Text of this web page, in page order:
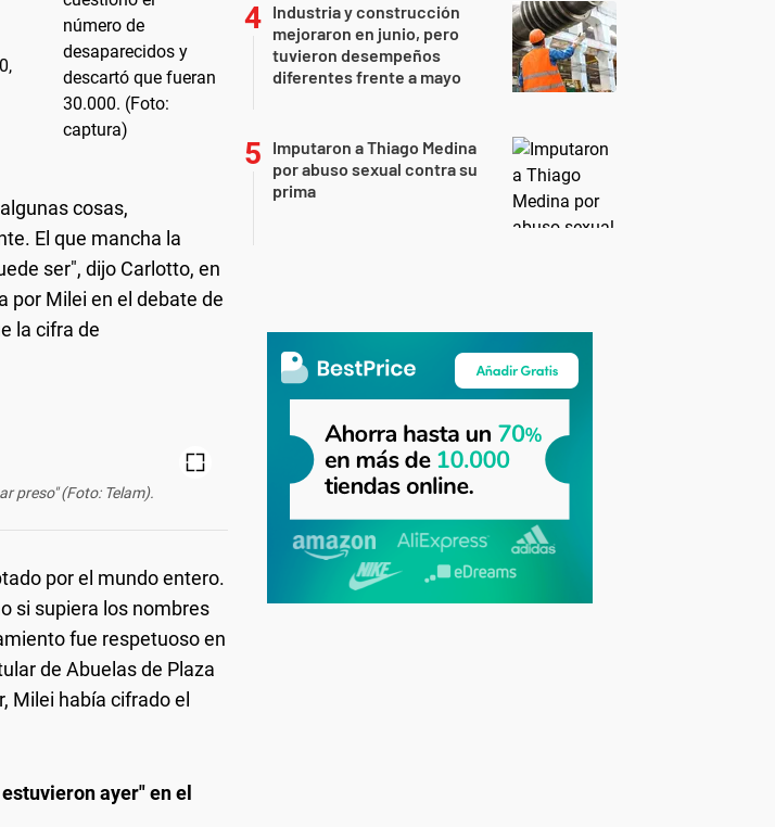
cosas,
El que mancha la
ser", dijo Carlotto, en
por Milei en el debate de
la cifra de
preso" (Foto: Telam).
por el mundo entero.
si supiera los nombres
fue respetuoso en
de Abuelas de Plaza
Milei había cifrado el
ayer" en el
Industria y construcción
mejoraron en junio, pero
tuvieron desempeños
diferentes frente a mayo
Imputaron a Thiago Medina
por abuso sexual contra su
prima